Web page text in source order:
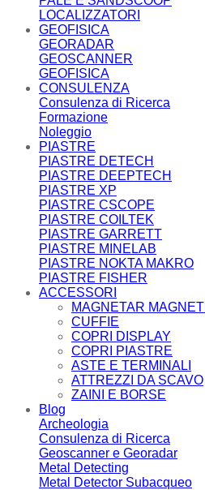
LOCALIZZATORI
GEOFISICA
GEORADAR
GEOSCANNER
GEOFISICA
CONSULENZA
Consulenza di Ricerca
Formazione
Noleggio
PIASTRE
PIASTRE DETECH
PIASTRE DEEPTECH
PIASTRE XP
PIASTRE CSCOPE
PIASTRE COILTEK
PIASTRE GARRETT
PIASTRE MINELAB
PIASTRE NOKTA MAKRO
PIASTRE FISHER
ACCESSORI
MAGNETAR MAGNETI
CUFFIE
COPRI DISPLAY
COPRI PIASTRE
ASTE E TERMINALI
ATTREZZI DA SCAVO
ZAINI E BORSE
Blog
Archeologia
Consulenza di Ricerca
Geoscanner e Georadar
Metal Detecting
Metal Detector Subacqueo